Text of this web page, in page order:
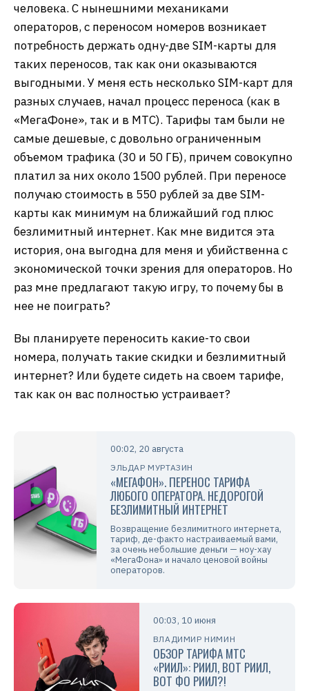
человека. С нынешними механиками
операторов, с переносом номеров возникает
потребность держать одну-две SIM-карты для
таких переносов, так как они оказываются
выгодными. У меня есть несколько SIM-карт для
разных случаев, начал процесс переноса (как в
«МегаФоне», так и в МТС). Тарифы там были не
самые дешевые, с довольно ограниченным
объемом трафика (30 и 50 ГБ), причем совокупно
платил за них около 1500 рублей. При переносе
получаю стоимость в 550 рублей за две SIM-
карты как минимум на ближайший год плюс
безлимитный интернет. Как мне видится эта
история, она выгодна для меня и убийственна с
экономической точки зрения для операторов. Но
раз мне предлагают такую игру, то почему бы в
нее не поиграть?
Вы планируете переносить какие-то свои
номера, получать такие скидки и безлимитный
интернет? Или будете сидеть на своем тарифе,
так как он вас полностью устраивает?
00:02, 20 августа
ЭЛЬДАР МУРТАЗИН
«МЕГАФОН». ПЕРЕНОС ТАРИФА
ЛЮБОГО ОПЕРАТОРА. НЕДОРОГОЙ
БЕЗЛИМИТНЫЙ ИНТЕРНЕТ
Возвращение безлимитного интернета,
тариф, де-факто настраиваемый вами,
за очень небольшие деньги — ноу-хау
«МегаФона» и начало ценовой войны
операторов.
00:03, 10 июня
ВЛАДИМИР НИМИН
ОБЗОР ТАРИФА МТС
«РИИЛ»: РИИЛ, ВОТ РИИЛ,
ВОТ ФО РИИЛ?!